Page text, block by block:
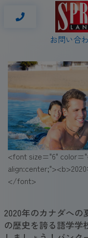
お問い合
<font size="6"
</font>
2020年のカナダへ
の歴史を誇る語学学